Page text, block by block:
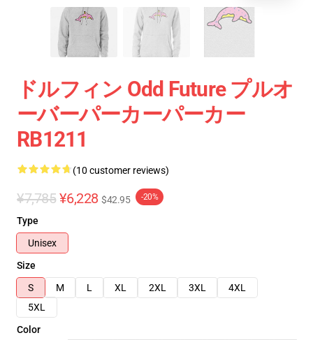
ドルフィン Odd Future プルオ
ーバーパーカーパーカー
RB1211
(10 customer reviews)
¥7,785 ¥6,228 $42.95 -20%
Type
Unisex
Size
S
M L XL 2XL 3XL
4XL
5XL
Color